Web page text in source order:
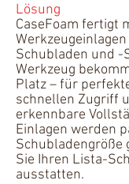
Lösung
CaseFoam fertigt
Schubladen und -
Werkzeug
Platz – für
schnellen Zugriff
erkennbare
Einlagen werden
Schubladengröße
Sie Ihren Lista-
ausstatten.